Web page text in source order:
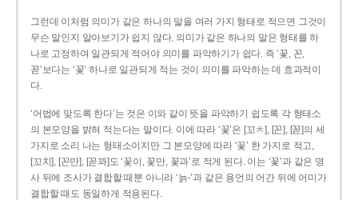
그런데 이처럼 의미가 같은 하나의 말을 여러 가지 형태로 적으면 그것이
무슨 말인지 알아보기가 쉽지 않다. 의미가 같은 하나의 말은 형태를 하
나로 고정하여 일관되게 적어야 의미를 파악하기가 쉽다. 즉 ‘꽃, 꼰,
꼳’보다는 ‘꽃’ 하나로 일관되게 적는 것이 의미를 파악하는 데 효과적이
다.
‘어법에 맞도록 한다’는 것은 이와 같이 뜻을 파악하기 쉽도록 각 형태소
의 본모양을 밝혀 적는다는 말이다. 이에 따라 ‘꽃’은 [꼬ㅊ], [꼰], [꼳]의 세
가지로 소리 나는 형태소이지만 그 본모양에 따라 ‘꽃’ 한 가지로 적고,
[꼬치], [꼰만], [꼳꽈]도 ‘꽃이, 꽃만, 꽃과’로 적게 된다. 이는 ‘꽃’과 같은 명
사 뒤에 조사가 결합할 때뿐 아니라 ‘늙-’과 같은 용언의 어간 뒤에 어미가
결합할 때도 동일하게 적용된다.